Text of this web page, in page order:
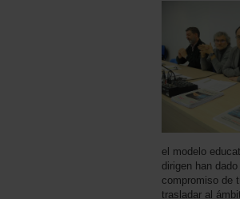
el modelo
dirigen han
compromiso de
trasladar al